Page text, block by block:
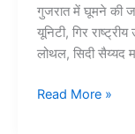
गुजरात में घूमने की
यूनिटी, गिर
लोथल, सिदी सैय्यद
10+
Read More »